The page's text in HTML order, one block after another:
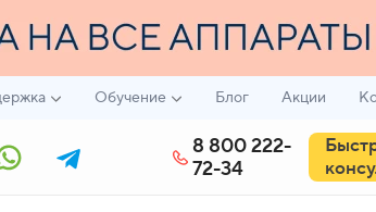
Обучение Блог Акции
8 800 222-
72-34